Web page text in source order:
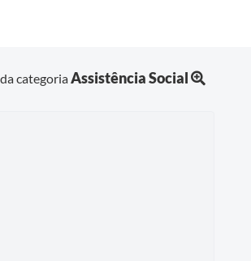
categoriaAssistência Social